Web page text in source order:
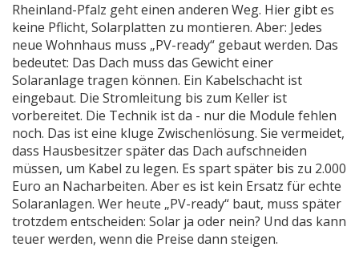
Rheinland-Pfalz geht einen anderen Weg. Hier gibt es
keine Pflicht, Solarplatten zu montieren. Aber: Jedes
neue Wohnhaus muss „PV-ready“ gebaut werden. Das
bedeutet: Das Dach muss das Gewicht einer
Solaranlage tragen können. Ein Kabelschacht ist
eingebaut. Die Stromleitung bis zum Keller ist
vorbereitet. Die Technik ist da - nur die Module fehlen
noch. Das ist eine kluge Zwischenlösung. Sie vermeidet,
dass Hausbesitzer später das Dach aufschneiden
müssen, um Kabel zu legen. Es spart später bis zu 2.000
Euro an Nacharbeiten. Aber es ist kein Ersatz für echte
Solaranlagen. Wer heute „PV-ready“ baut, muss später
trotzdem entscheiden: Solar ja oder nein? Und das kann
teuer werden, wenn die Preise dann steigen.